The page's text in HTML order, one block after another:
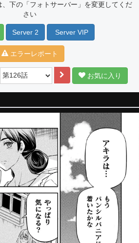
下の「フォトサーバー」を変更してくだ
さい
Server 2 Server VIP
エラーレポート
お気に入り